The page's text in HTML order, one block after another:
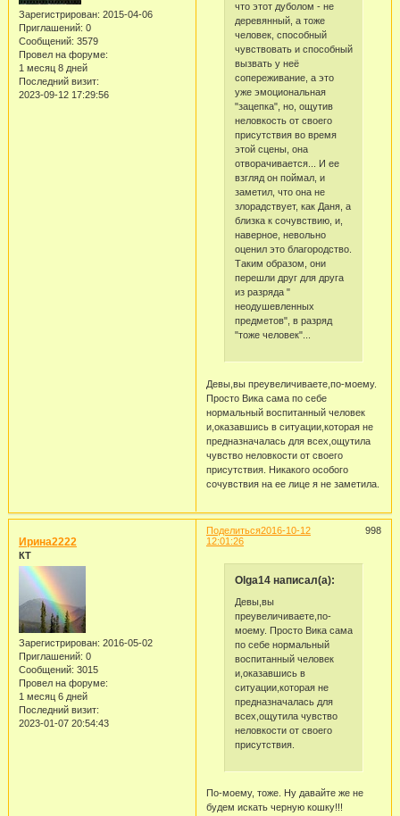
Зарегистрирован: 2015-04-06
Приглашений: 0
Сообщений: 3579
Провел на форуме:
1 месяц 8 дней
Последний визит:
2023-09-12 17:29:56
что этот дуболом - не
деревянный, а тоже
человек, способный
чувствовать и способный
вызвать у неё
сопереживание, а это
уже эмоциональная
"зацепка", но, ощутив
неловкость от своего
присутствия во время
этой сцены, она
отворачивается... И ее
взгляд он поймал, и
заметил, что она не
злорадствует, как Даня, а
близка к сочувствию, и,
наверное, невольно
оценил это благородство.
Таким образом, они
перешли друг для друга
из разряда "
неодушевленных
предметов", в разряд
"тоже человек"...
Девы,вы преувеличиваете,по-моему.
Просто Вика сама по себе
нормальный воспитанный человек
и,оказавшись в ситуации,которая не
предназначалась для всех,ощутила
чувство неловкости от своего
присутствия. Никакого особого
сочувствия на ее лице я не заметила.
Поделиться 998
2016-10-12
12:01:26
Ирина2222
КТ
Зарегистрирован: 2016-05-02
Приглашений: 0
Сообщений: 3015
Провел на форуме:
1 месяц 6 дней
Последний визит:
2023-01-07 20:54:43
Olga14 написал(а):
Девы,вы
преувеличиваете,по-
моему. Просто Вика сама
по себе нормальный
воспитанный человек
и,оказавшись в
ситуации,которая не
предназначалась для
всех,ощутила чувство
неловкости от своего
присутствия.
По-моему, тоже. Ну давайте же не
будем искать черную кошку!!!